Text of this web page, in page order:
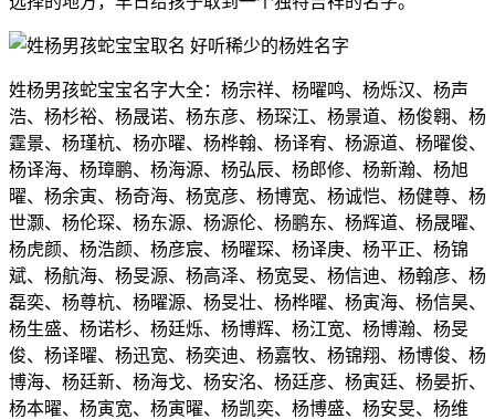
姓杨男孩蛇宝宝名字大全：杨宗祥、杨曜鸣、杨烁汉、杨声
浩、杨杉裕、杨晟诺、杨东彦、杨琛江、杨景道、杨俊翱、杨
霆景、杨瑾杭、杨亦曜、杨桦翰、杨译宥、杨源道、杨曜俊、
杨译海、杨璋鹏、杨海源、杨弘辰、杨郎修、杨新瀚、杨旭
曜、杨余寅、杨奇海、杨宽彦、杨博宽、杨诚恺、杨健尊、杨
世灏、杨伦琛、杨东源、杨源伦、杨鹏东、杨辉道、杨晟曜、
杨虎颜、杨浩颜、杨彦宸、杨曜琛、杨译庚、杨平正、杨锦
斌、杨航海、杨旻源、杨高泽、杨宽旻、杨信迪、杨翰彦、杨
磊奕、杨尊杭、杨曜源、杨旻壮、杨桦曜、杨寅海、杨信昊、
杨生盛、杨诺杉、杨廷烁、杨博辉、杨江宽、杨博瀚、杨旻
俊、杨译曜、杨迅宽、杨奕迪、杨嘉牧、杨锦翔、杨博俊、杨
博海、杨廷新、杨海戈、杨安洺、杨廷彦、杨寅廷、杨晏折、
杨本曜、杨寅宽、杨寅曜、杨凯奕、杨博盛、杨安旻、杨维